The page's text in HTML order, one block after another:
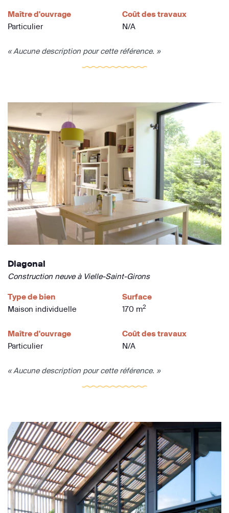
Maître d'ouvrage
Particulier
Coût des travaux
N/A
« Aucune description pour cette référence. »
Diagonal
Construction neuve à Vielle-Saint-Girons
Type de bien
Maison individuelle
Surface
170 m2
Maître d'ouvrage
Particulier
Coût des travaux
N/A
« Aucune description pour cette référence. »